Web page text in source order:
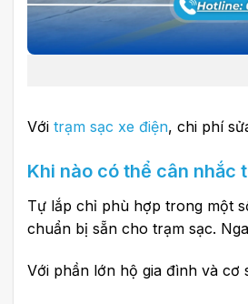
Với trạm sạc xe điện, chi phí
Khi nào có thể cân nhắc
Tự lắp chỉ phù hợp trong một
chuẩn bị sẵn cho trạm sạc.
Với phần lớn hộ gia đình và cơ